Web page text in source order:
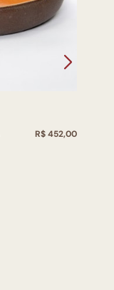
R$ 452,00